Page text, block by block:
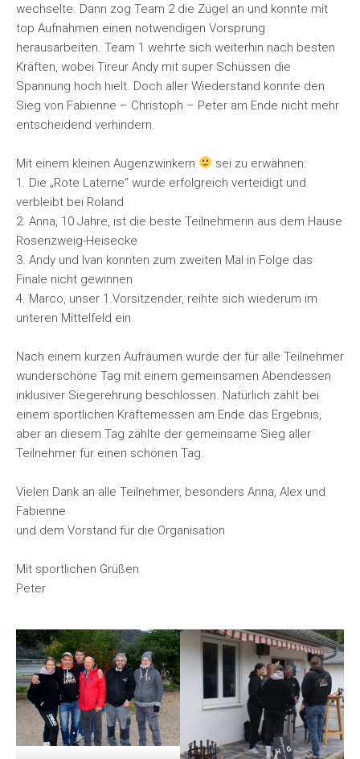
wechselte. Dann zog Team 2 die Zügel an und konnte mit
top Aufnahmen einen notwendigen Vorsprung
herausarbeiten. Team 1 wehrte sich weiterhin nach besten
Kräften, wobei Tireur Andy mit super Schüssen die
Spannung hoch hielt. Doch aller Wiederstand konnte den
Sieg von Fabienne – Christoph – Peter am Ende nicht mehr
entscheidend verhindern.
Mit einem kleinen Augenzwinkern
sei zu erwähnen:
1. Die „Rote Laterne“ wurde erfolgreich verteidigt und
verbleibt bei Roland
2. Anna, 10 Jahre, ist die beste Teilnehmerin aus dem Hause
Rosenzweig-Heisecke
3. Andy und Ivan konnten zum zweiten Mal in Folge das
Finale nicht gewinnen
4. Marco, unser 1.Vorsitzender, reihte sich wiederum im
unteren Mittelfeld ein
Nach einem kurzen Aufräumen wurde der für alle Teilnehmer
wunderschöne Tag mit einem gemeinsamen Abendessen
inklusiver Siegerehrung beschlossen. Natürlich zählt bei
einem sportlichen Kräftemessen am Ende das Ergebnis,
aber an diesem Tag zählte der gemeinsame Sieg aller
Teilnehmer für einen schönen Tag.
Vielen Dank an alle Teilnehmer, besonders Anna, Alex und
Fabienne
und dem Vorstand für die Organisation
Mit sportlichen Grüßen
Peter